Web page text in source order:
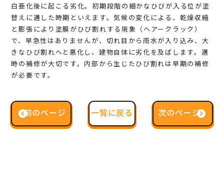
白亜化後に起こる劣化。初期段階の細かなひびが入る位が塗
替えに適した時期といえます。気候の変化による、乾燥収縮
と膨張により塗膜がひび割れする現象（ヘアークラック）
で、早急性はありませんが、切れ目から雨水が入り込み、大
きなひび割れへと悪化し、建物自体に劣化を及ぼします。適
時の補修が大切です。内部から生じたひび割れは早期の補修
が必要です。
前のページ 一覧に戻る 次のページ